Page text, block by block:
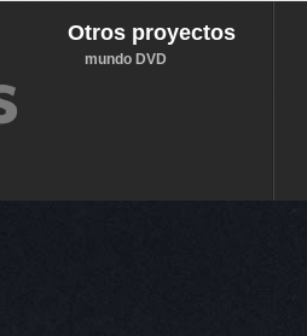
Otros proyectos
mundo DVD